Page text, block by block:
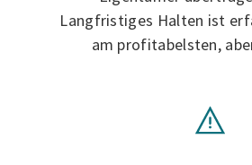
Langfristiges Halten ist
am profitabelsten,